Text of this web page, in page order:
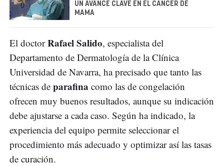
UN AVANCE CLAVE EN EL CÁNCER DE
MAMA
El doctorRafael Salido, especialista del
Departamento de Dermatología de la Clínica
Universidad de Navarra, ha precisado que tanto las
técnicas de parafina como las de congelación
ofrecen muy buenos resultados, aunque su indicación
debe ajustarse a cada caso. Según ha indicado, la
experiencia del equipo permite seleccionar el
procedimiento más adecuado y optimizar así las tasas
de curación.